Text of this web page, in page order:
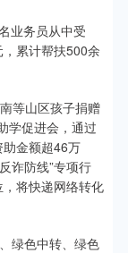
业务员从中受
累计帮扶500余
等山区孩子捐赠
学促进会，通过
金额超46万
诈防线”专项行
将快递网络转化
绿色中转、绿色